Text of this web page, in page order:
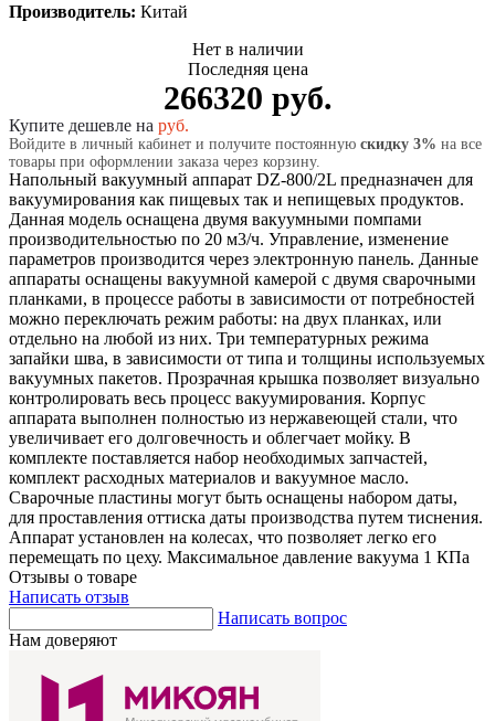
Производитель: Китай
Нет в наличии
Последняя цена
266320 руб.
Купите дешевле на руб.
Войдите в личный кабинет и получите постоянную скидку 3% на все
товары при оформлении заказа через корзину.
Напольный вакуумный аппарат DZ-800/2L предназначен для
вакуумирования как пищевых так и непищевых продуктов.
Данная модель оснащена двумя вакуумными помпами
производительностью по 20 м3/ч. Управление, изменение
параметров производится через электронную панель. Данные
аппараты оснащены вакуумной камерой с двумя сварочными
планками, в процессе работы в зависимости от потребностей
можно переключать режим работы: на двух планках, или
отдельно на любой из них. Три температурных режима
запайки шва, в зависимости от типа и толщины используемых
вакуумных пакетов. Прозрачная крышка позволяет визуально
контролировать весь процесс вакуумирования. Корпус
аппарата выполнен полностью из нержавеющей стали, что
увеличивает его долговечность и облегчает мойку. В
комплекте поставляется набор необходимых запчастей,
комплект расходных материалов и вакуумное масло.
Сварочные пластины могут быть оснащены набором даты,
для проставления оттиска даты производства путем тиснения.
Аппарат установлен на колесах, что позволяет легко его
перемещать по цеху. Максимальное давление вакуума 1 КПа
Отзывы о товаре
Написать отзыв
Написать вопрос
Нам доверяют